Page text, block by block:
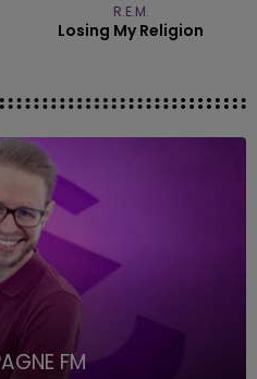
R.E.M.
Losing My Religion
FM